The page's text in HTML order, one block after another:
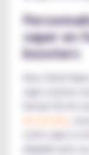
vaper en
boosters
Avec Devil
vape comme
votre vape à
eliquide avec